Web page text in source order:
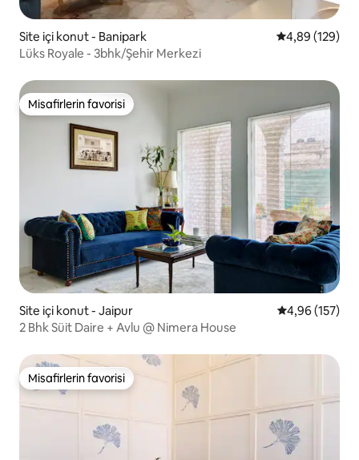
Site içi konut - Banipark 5 üzerinden
4,89 (129)
Lüks Royale - 3bhk/Şehir Merkezi
Misafirlerin favorisi
Misafirlerin favorisi
Site içi konut - Jaipur 5 üzerinden
4,96 (157)
2 Bhk Süit Daire + Avlu @ Nimera House
Misafirlerin favorisi
Misafirlerin favorisi